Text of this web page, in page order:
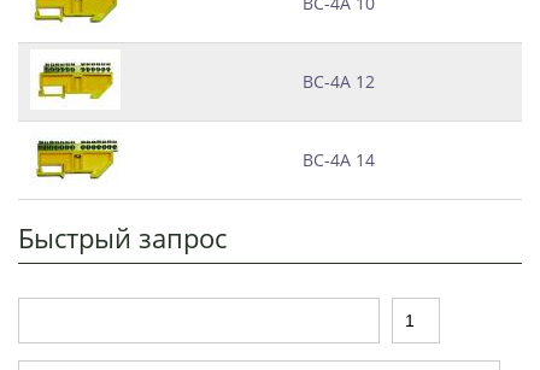
ВС-4А 12
ВС-4А 14
Быстрый запрос
в
л